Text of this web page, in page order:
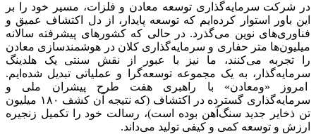
در شرکت سرمایه‌گذاری توسعه معادن و فلزات، مسیر خود را بر
این باور استوار کرده‌ایم که توسعه پایدار، از دل اکتشاف عمیق و
فناوری‌های نوین می‌گذرد. در حالی که کشورهای پیشرفته سالانه
میلیون‌ها متر حفاری و سرمایه‌گذاری کلان در هوشمندسازی معادن
را تجربه می‌کنند، ما نیز با عبور از نقش سنتی یک هلدینگ
سرمایه‌گذار، به یک مجموعه توسعه‌گرا و عملیاتی تبدیل شده‌ایم.
امروز «ومعادن» با راهبری هفت طرح پیشران ملی و
سرمایه‌گذاری گسترده در اکتشاف (که نتیجه آن کشف ۱۸۰ میلیون
تن ذخایر جدید سنگ‌آهن بوده است)، رسالت خود را تکمیل زنجیره
ارزش و توسعه کمی و کیفی تولید می‌داند.